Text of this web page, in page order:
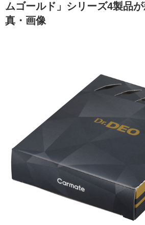
その他
カーグッズニュース
ニュース
アクセスランキング
ムゴールド」シリーズ4製品
真・画像